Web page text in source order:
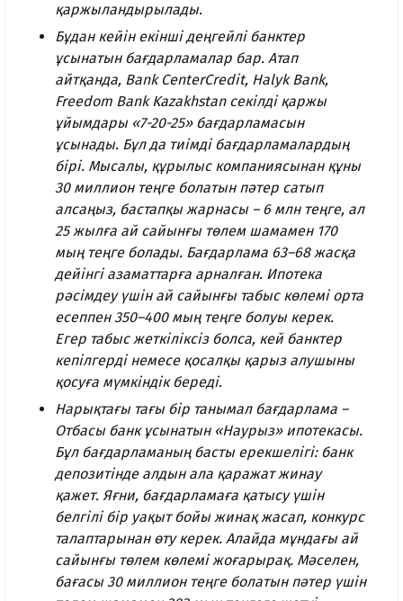
қаржыландырылады.
Бұдан кейін екінші деңгейлі банктер
ұсынатын бағдарламалар бар. Атап
айтқанда, Bank CenterCredit, Halyk Bank,
Freedom Bank Kazakhstan секілді қаржы
ұйымдары «7-20-25» бағдарламасын
ұсынады. Бұл да тиімді бағдарламалардың
бірі. Мысалы, құрылыс компаниясынан құны
30 миллион теңге болатын пәтер сатып
алсаңыз, бастапқы жарнасы – 6 млн теңге, ал
25 жылға ай сайынғы төлем шамамен 170
мың теңге болады. Бағдарлама 63–68 жасқа
дейінгі азаматтарға арналған. Ипотека
рәсімдеу үшін ай сайынғы табыс көлемі орта
есеппен 350–400 мың теңге болуы керек.
Егер табыс жеткіліксіз болса, кей банктер
кепілгерді немесе қосалқы қарыз алушыны
қосуға мүмкіндік береді.
Нарықтағы тағы бір танымал бағдарлама –
Отбасы банк ұсынатын «Наурыз» ипотекасы.
Бұл бағдарламаның басты ерекшелігі: банк
депозитінде алдын ала қаражат жинау
қажет. Яғни, бағдарламаға қатысу үшін
белгілі бір уақыт бойы жинақ жасап, конкурс
талаптарынан өту керек. Алайда мұндағы ай
сайынғы төлем көлемі жоғарырақ. Мәселен,
бағасы 30 миллион теңге болатын пәтер үшін